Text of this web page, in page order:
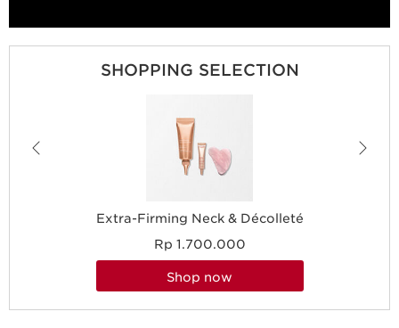
SHOPPING SELECTION
Extra-Firming Neck & Décolleté
Rp 1.700.000
shop now